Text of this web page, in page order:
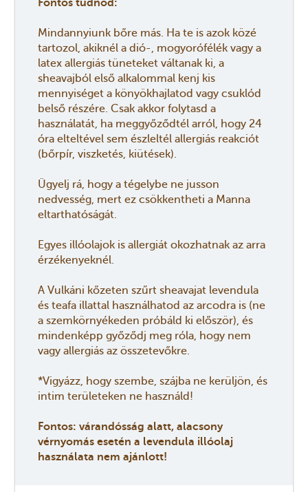
Mindannyiunk bőre más. Ha te is azok közé
tartozol, akiknél a dió-, mogyorófélék vagy a
latex allergiás tüneteket váltanak ki, a
sheavajból első alkalommal kenj kis
mennyiséget a könyökhajlatod vagy csuklód
belső részére. Csak akkor folytasd a
használatát, ha meggyőződtél arról, hogy 24
óra elteltével sem észleltél allergiás reakciót
(bőrpír, viszketés, kiütések).
Ügyelj rá, hogy a tégelybe ne jusson
nedvesség, mert ez csökkentheti a Manna
eltarthatóságát.
Egyes illóolajok is allergiát okozhatnak az arra
érzékenyeknél.
A Vulkáni kőzeten szűrt sheavajat levendula
és teafa illattal használhatod az arcodra is (ne
a szemkörnyékeden próbáld ki először), és
mindenképp győződj meg róla, hogy nem
vagy allergiás az összetevőkre.
*Vigyázz, hogy szembe, szájba ne kerüljön, és
intim területeken ne használd!
Fontos: várandósság alatt, alacsony
vérnyomás esetén a levendula illóolaj
használata nem ajánlott!